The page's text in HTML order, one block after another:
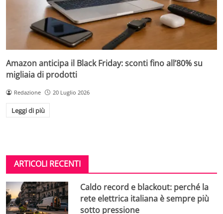
Amazon anticipa il Black Friday: sconti fino all’80% su
migliaia di prodotti
Redazione 20 Luglio 2026
Leggi di più
ARTICOLI RECENTI
Caldo record e blackout: perché la
rete elettrica italiana è sempre più
sotto pressione